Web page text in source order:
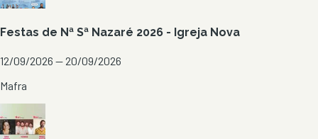
Festas de Nª Sª Nazaré 2026 - Igreja Nova
12/09/2026 — 20/09/2026
Mafra